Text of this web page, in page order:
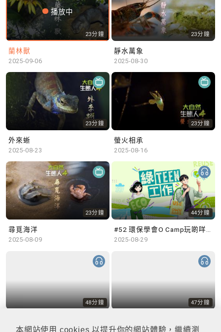
本網站使用 cookies 以提升你的網站體驗，繼續瀏
播放中
23分鐘
蘭林獸
2025-09-06
23分鐘
靜水萬象
2025-08-30
23分鐘
外來蜥
2025-08-23
23分鐘
螢火相承
2025-08-16
23分鐘
尋覓海洋
2025-08-09
44分鐘
#52 環保學會O Camp玩啲咩？ | 參與學生: Sammi、Cardi、Charles (香港科技大學 環境管理及科技學生聯會)
2025-08-29
48分鐘
2025-08-22
47分鐘
2025-08-15